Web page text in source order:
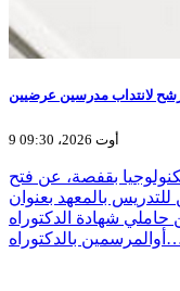
9 أوت 2026، 09:30
بقفصة، عن فتح
بالمعهد بعنوان
2026-2027 من بين حاملي شهادة الدكتوراه
بالدكتوراه…